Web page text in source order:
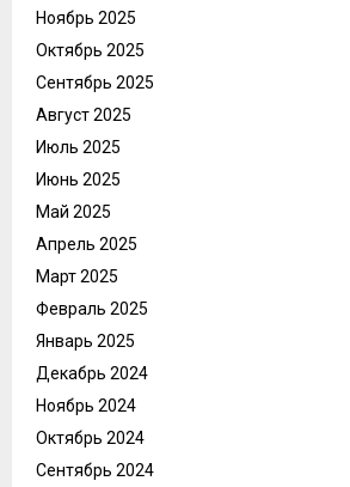
Ноябрь 2025
Октябрь 2025
Сентябрь 2025
Август 2025
Июль 2025
Июнь 2025
Май 2025
Апрель 2025
Март 2025
Февраль 2025
Январь 2025
Декабрь 2024
Ноябрь 2024
Октябрь 2024
Сентябрь 2024